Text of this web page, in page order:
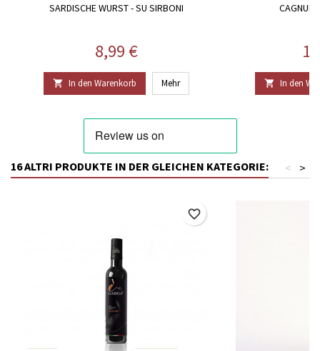
SARDISCHE WURST - SU SIRBONI
Preis
8,99 €
 In den Warenkorb Mehr  In den
16 ALTRI PRODUKTE IN DER GLEICHEN KATEGORIE: >
<
favorite_border